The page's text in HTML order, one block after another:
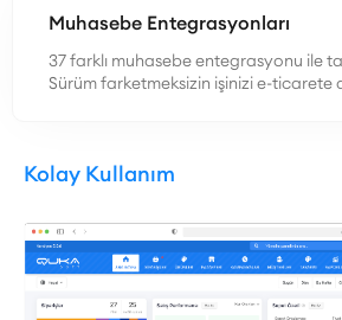
Muhasebe Entegrasyonları
37 farklı muhasebe entegrasyonu ile
Sürüm farketmeksizin işinizi e-ticarete
Kolay Kullanım